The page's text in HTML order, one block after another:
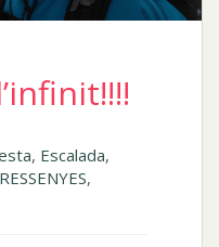
, Escalada,
RESSENYES,